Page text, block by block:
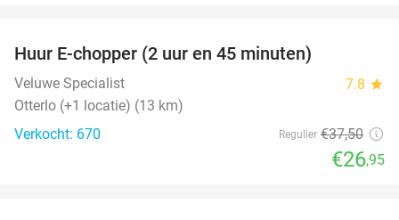
Huur E-chopper (2 uur en 45 minuten)
Veluwe Specialist 7.8 star
Otterlo (+1 locatie) (13 km)
Verkocht: 670
Regulier €37,50
€26,95